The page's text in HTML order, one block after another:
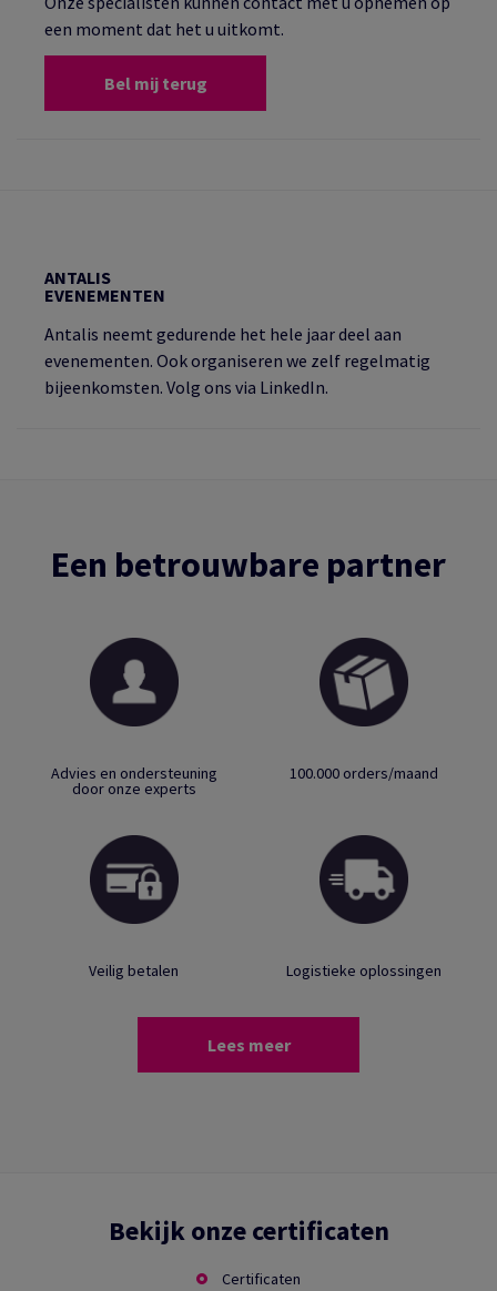
een moment dat het u uitkomt.
Bel mij terug
ANTALIS
EVENEMENTEN
Antalis neemt gedurende het hele jaar deel aan
evenementen. Ook organiseren we zelf regelmatig
bijeenkomsten. Volg ons via LinkedIn.
Een betrouwbare partner
Advies en ondersteuning
door onze experts
100.000 orders/maand
Veilig betalen Logistieke oplossingen
Lees meer
Bekijk onze certificaten
Certificaten